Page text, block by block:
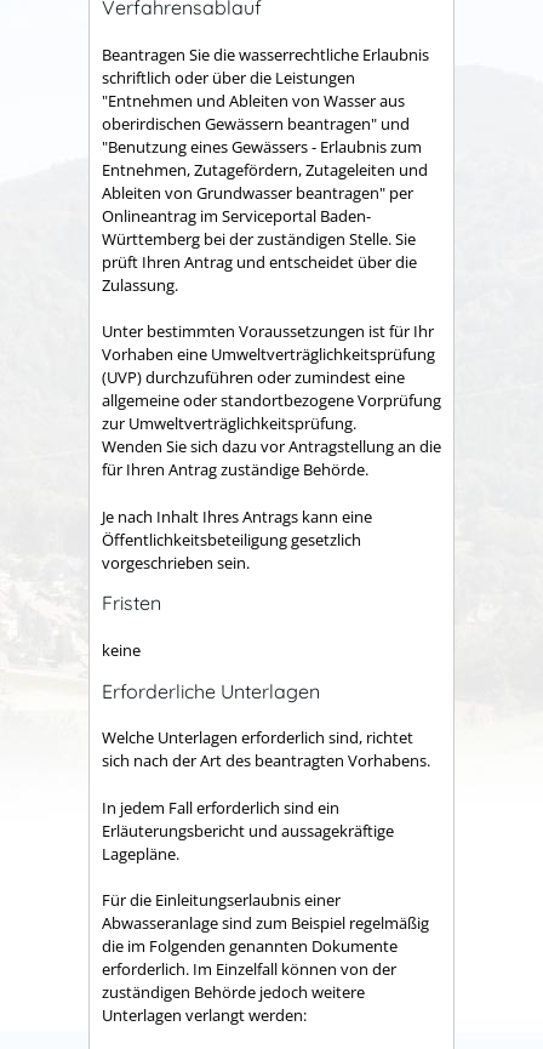
Verfahrensablauf
Beantragen Sie die wasserrechtliche Erlaubnis
schriftlich oder über die Leistungen
"Entnehmen und Ableiten von Wasser aus
oberirdischen Gewässern beantragen" und
"Benutzung eines Gewässers - Erlaubnis zum
Entnehmen, Zutagefördern, Zutageleiten und
Ableiten von Grundwasser beantragen" per
Onlineantrag im Serviceportal Baden-
Württemberg bei der zuständigen Stelle. Sie
prüft Ihren Antrag und entscheidet über die
Zulassung.
Unter bestimmten Voraussetzungen ist für Ihr
Vorhaben eine Umweltverträglichkeitsprüfung
(UVP) durchzuführen oder zumindest eine
allgemeine oder standortbezogene Vorprüfung
zur Umweltverträglichkeitsprüfung.
Wenden Sie sich dazu vor Antragstellung an die
für Ihren Antrag zuständige Behörde.
Je nach Inhalt Ihres Antrags kann eine
Öffentlichkeitsbeteiligung gesetzlich
vorgeschrieben sein.
Fristen
keine
Erforderliche Unterlagen
Welche Unterlagen erforderlich sind, richtet
sich nach der Art des beantragten Vorhabens.
In jedem Fall erforderlich sind ein
Erläuterungsbericht und aussagekräftige
Lagepläne.
Für die Einleitungserlaubnis einer
Abwasseranlage sind zum Beispiel regelmäßig
die im Folgenden genannten Dokumente
erforderlich. Im Einzelfall können von der
zuständigen Behörde jedoch weitere
Unterlagen verlangt werden: